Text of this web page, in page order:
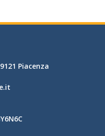
Piacenza